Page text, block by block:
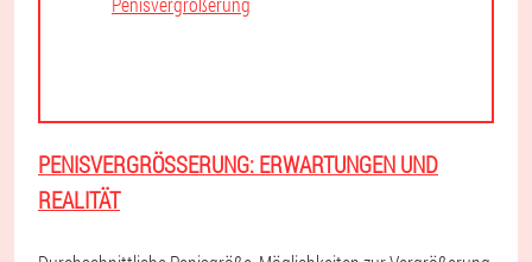
PENISVERGRÖSSERUNG: ERWARTUNGEN UND R
EALITÄT